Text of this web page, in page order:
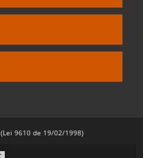
9610 de 19/02/1998)